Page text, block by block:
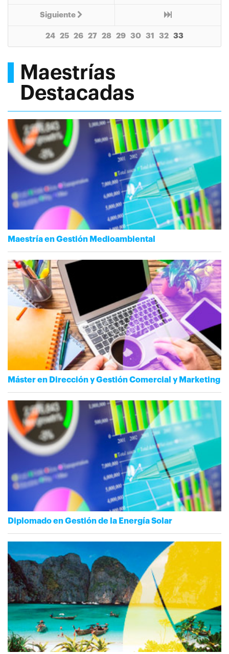
Siguiente
24 25 26 27 28 29 30 31 32 33
Maestrías
Destacadas
Maestría en Gestión Medioambiental
Máster en Dirección y Gestión Comercial y Marketing
Diplomado en Gestión de la Energía Solar